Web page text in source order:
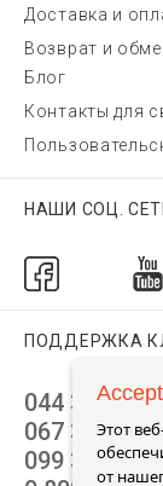
Доставка и
Возврат и
Блог
Контакты для
НАШИ СОЦ.
ПОДДЕРЖКА
044 392 44
067 344 14
099 399 23
Этот
от